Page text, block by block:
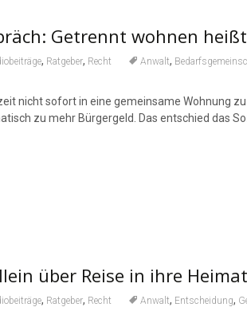
Getrennt wohnen
, Ratgeber, Recht Anwalt,
nicht sofort in eine gemeinsame Wohnung
zu mehr Bürgergeld. Das entschied das
über Reise in ihre
, Ratgeber, Recht Anwalt, Entscheidung,